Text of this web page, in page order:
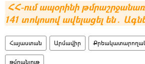
ՀՀ-ում ապօրինի
141 տոկոսով ավելացել են․
Հայաստան Արմավիր
թմրանյութ